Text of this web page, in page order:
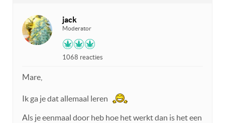
jack
Moderator
1068 reacties
Mare,
Ik ga je dat allemaal leren
Als je eenmaal door heb hoe het werkt dan is het een